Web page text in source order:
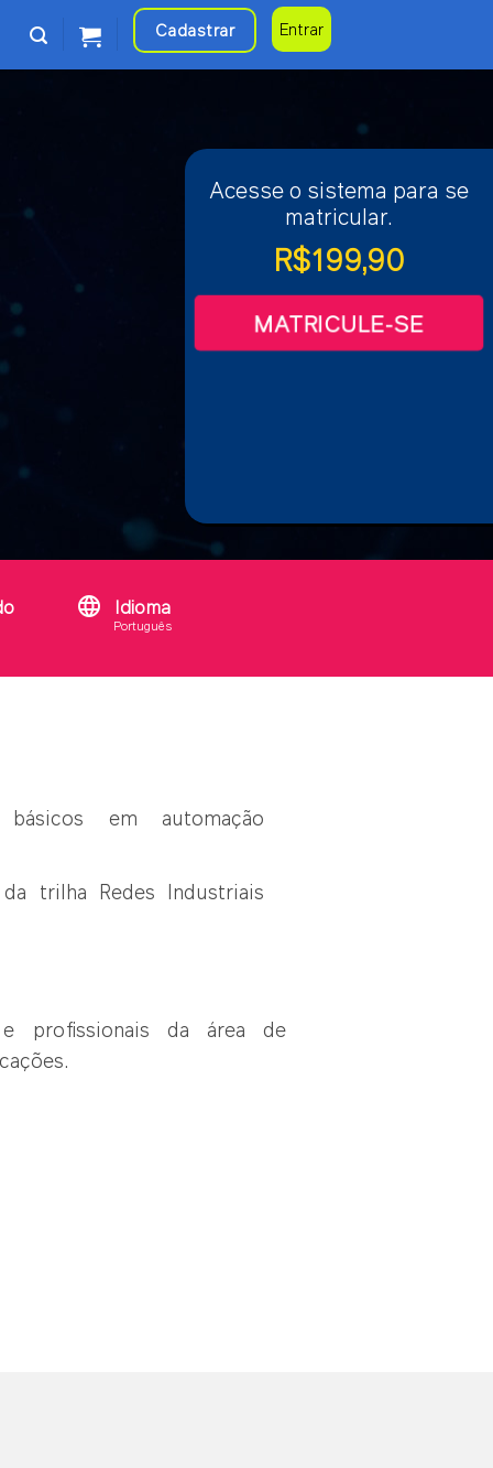
Cadastrar Entrar
Acesse o sistema para se
matricular.
R$199,90
MATRICULE-SE
language Idioma
Português
em automação
trilha Redes Industriais
e profissionais da área de